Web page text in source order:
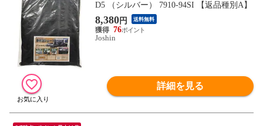
D5 （シルバー） 7910-94SI 【返品種別A】
8,380円 送料無料
76
Joshin
詳細を見る